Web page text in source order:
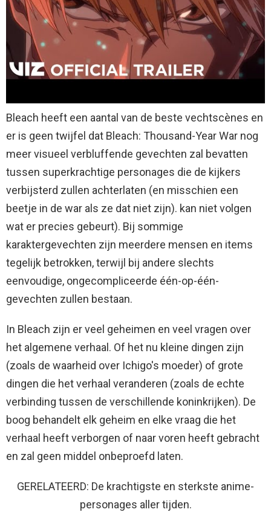
Bleach heeft een aantal van de beste vechtscènes en
er is geen twijfel dat Bleach: Thousand-Year War nog
meer visueel verbluffende gevechten zal bevatten
tussen superkrachtige personages die de kijkers
verbijsterd zullen achterlaten (en misschien een
beetje in de war als ze dat niet zijn). kan niet volgen
wat er precies gebeurt). Bij sommige
karaktergevechten zijn meerdere mensen en items
tegelijk betrokken, terwijl bij andere slechts
eenvoudige, ongecompliceerde één-op-één-
gevechten zullen bestaan.
In Bleach zijn er veel geheimen en veel vragen over
het algemene verhaal. Of het nu kleine dingen zijn
(zoals de waarheid over Ichigo's moeder) of grote
dingen die het verhaal veranderen (zoals de echte
verbinding tussen de verschillende koninkrijken). De
boog behandelt elk geheim en elke vraag die het
verhaal heeft verborgen of naar voren heeft gebracht
en zal geen middel onbeproefd laten.
GERELATEERD: De krachtigste en sterkste anime-
personages aller tijden.